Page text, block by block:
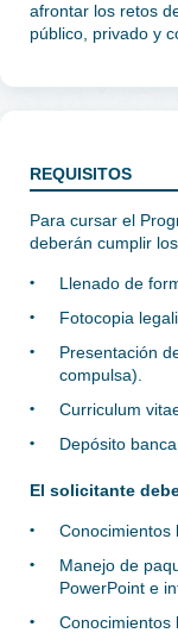
afrontar los retos
público, privado y
REQUISITOS
Para cursar el
deberán cumplir
Llenado de
Fotocopia
Presentación
compulsa).
Curriculum
Depósito
El solicitante
Conocimientos
Manejo de
PowerPoint e
Conocimientos